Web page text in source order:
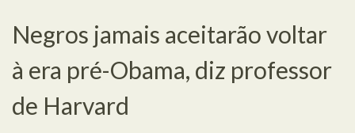
Negros jamais aceitarão voltar
à era pré-Obama, diz professor
de Harvard